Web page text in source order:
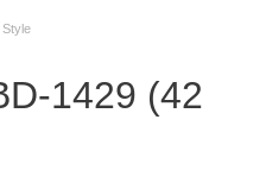
Style
1429 (42